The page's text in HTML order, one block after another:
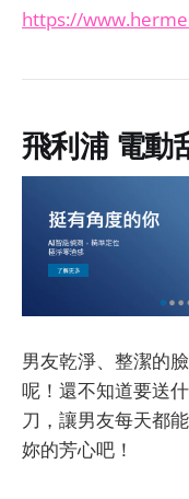
https://
飛利浦 電動
男友乾淨、整潔的
呢！還不知道要送
刀，讓男友每天都
妳的芳心吧！